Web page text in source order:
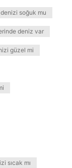
soğuk mu
deniz var
güzel mi
sıcak mı